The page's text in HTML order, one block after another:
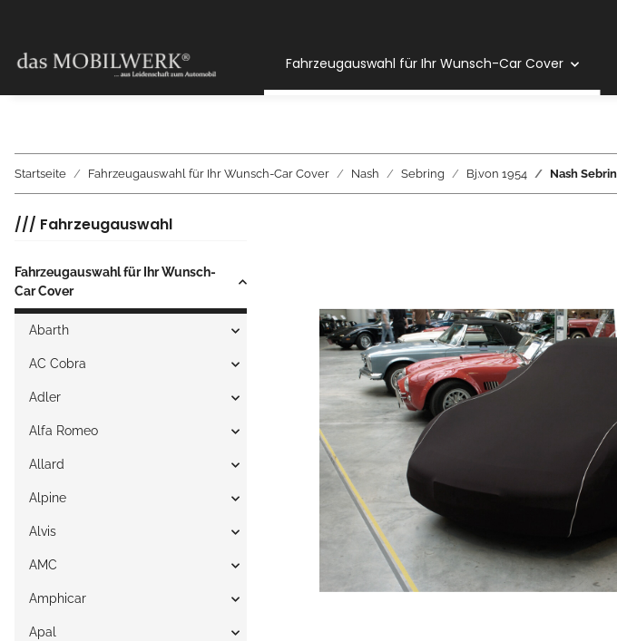
Fahrzeugauswahl für Ihr Wunsch-Car Cover
Startseite Fahrzeugauswahl für Ihr Wunsch-Car Cover Nash Sebring Bj.von 1954 Nash
/// Fahrzeugauswahl
Fahrzeugauswahl für Ihr Wunsch-
Car Cover
Abarth
AC Cobra
Adler
Alfa Romeo
Allard
Alpine
Alvis
AMC
Amphicar
Apal